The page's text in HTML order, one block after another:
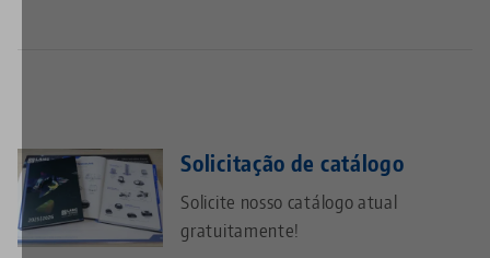
Solicitação de catálogo
Solicite nosso catálogo atual
gratuitamente!